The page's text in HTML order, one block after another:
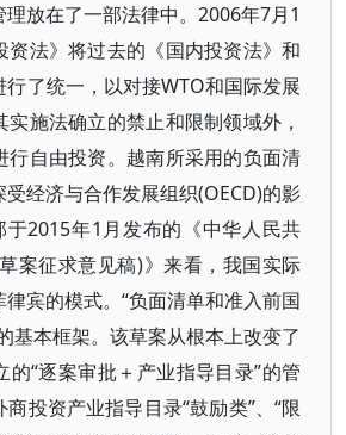
放在了一部法律中。2006年7月1
资法》将过去的《国内投资法》和
行了统一，以对接WTO和国际发展
施法确立的禁止和限制领域外，
行自由投资。越南所采用的负面清
经济与合作发展组织(OECD)的影
2015年1月发布的《中华人民共
案征求意见稿)》来看，我国实际
宾的模式。“负面清单和准入前国
基本框架。该草案从根本上改变了
的“逐案审批＋产业指导目录”的管
投资产业指导目录“鼓励类”、“限